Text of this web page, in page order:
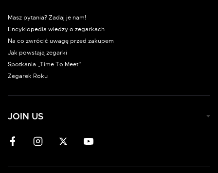
Masz pytania? Zadaj je nam!
Encyklopedia wiedzy o zegarkach
Na co zwrócić uwagę przed zakupem
Jak powstają zegarki
Spotkania „Time To Meet”
Zegarek Roku
JOIN US